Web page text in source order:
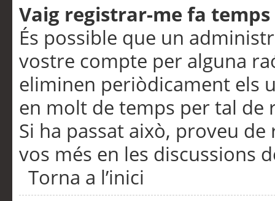
Vaig registrar-me fa
És possible que un
vostre compte per alguna
eliminen periòdicament els
en molt de temps per tal de
Si ha passat això, proveu
vos més en les discussions
Torna a l’inici